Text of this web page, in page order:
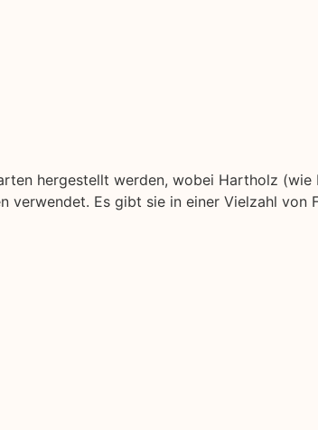
hergestellt werden, wobei Hartholz
verwendet. Es gibt sie in einer Vielzahl von